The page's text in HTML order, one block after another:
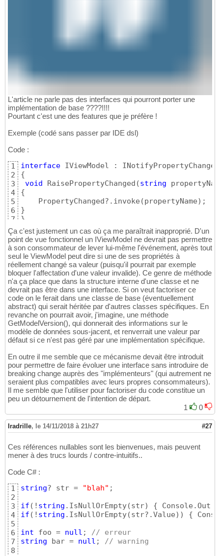
L'article ne parle pas des interfaces qui pourront porter une
implémentation de base ????!!!!
Pourtant c'est une des features que je préfère !
Exemple (codé sans passer par IDE dsl)
Code :
1
2
3
4
5
6
7
interface
{
void RaisePropertyChanged (string
{
    PropertyChanged?.invoke
(propertyName)
}
}
Ça c'est justement un cas où ça me paraîtrait inapproprié. D'un
point de vue fonctionnel un IViewModel ne devrait pas permettre
à son consommateur de lever lui-même l'événement, après tout
seul le ViewModel peut dire si une de ses propriétés à
réellement changé sa valeur (puisqu'il pourrait par exemple
bloquer l'affectation d'une valeur invalide). Ce genre de méthode
n'a ça place que dans la structure interne d'une classe et ne
devrait pas être dans une interface. Si on veut factoriser ce
code on le ferait dans une classe de base (éventuellement
abstract) qui serait héritée par d'autres classes spécifiques. En
revanche on pourrait avoir, j'imagine, une méthode
GetModelVersion(), qui donnerait des informations sur le
modèle de données sous-jacent, et renverrait une valeur par
défaut si ce n'est pas géré par une implémentation spécifique.
En outre il me semble que ce mécanisme devait être introduit
pour permettre de faire évoluer une interface sans introduire de
breaking change auprès des "implémenteurs" (qui autrement ne
seraient plus compatibles avec leurs propres consommateurs).
Il me semble que l'utiliser pour factoriser du code constitue un
peu un détournement de l'intention de départ.
1
0
Iradrille, le 14/11/2018 à 21h27 #27
Ces références nullables sont les bienvenues, mais peuvent
mener à des trucs lourds / contre-intuitifs..
Code C# :
1
2
3
4
5
6
7
8
string? str = "blah" ;
if ( ! string .IsNullOrEmpty(str) {
if ( ! string .IsNullOrEmpty(str?.Value) ) {
int foo = null ; // erreur
string bar = null ; // warning